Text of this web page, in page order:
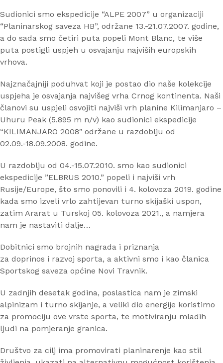
Sudionici smo ekspedicije “ALPE 2007” u organizaciji
“Planinarskog saveza HB”, održane 13.-21.07.2007. godine,
a do sada smo četiri puta popeli Mont Blanc, te više
puta postigli uspjeh u osvajanju najviših europskih
vrhova.
Najznačajniji poduhvat koji je postao dio naše kolekcije
uspjeha je osvajanja najvišeg vrha Crnog kontinenta. Naši
članovi su uspjeli osvojiti najviši vrh planine Kilimanjaro –
Uhuru Peak (5.895 m n/v) kao sudionici ekspedicije
“KILIMANJARO 2008″ održane u razdoblju od
02.09.-18.09.2008. godine.
U razdoblju od 04.-15.07.2010. smo kao sudionici
ekspedicije ”ELBRUS 2010.” popeli i najviši vrh
Rusije/Europe, što smo ponovili i 4. kolovoza 2019. godine
kada smo izveli vrlo zahtijevan turno skijaški uspon,
zatim Ararat u Turskoj 05. kolovoza 2021., a namjera
nam je nastaviti dalje…
Dobitnici smo brojnih nagrada i priznanja
za doprinos i razvoj sporta, a aktivni smo i kao članica
Sportskog saveza općine Novi Travnik.
U zadnjih desetak godina, poslastica nam je zimski
alpinizam i turno skijanje, a veliki dio energije koristimo
za promociju ove vrste sporta, te motiviranju mladih
ljudi na pomjeranje granica.
Društvo za cilj ima promovirati planinarenje kao stil